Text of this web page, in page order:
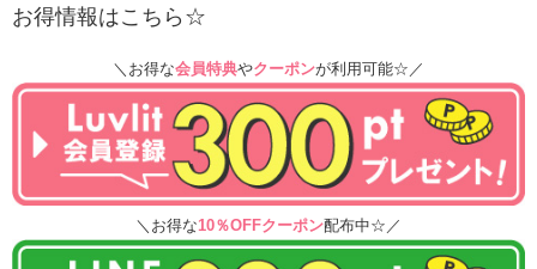
お得情報はこちら☆
＼お得な会員特典やクーポンが利用可能☆／
＼お得な10％OFFクーポン配布中☆／